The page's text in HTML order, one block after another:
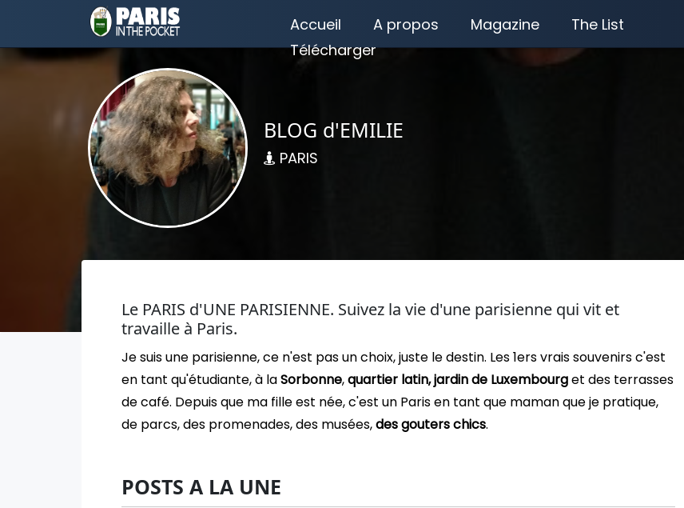
Accueil A propos Magazine
The List
Télécharger
BLOG d'EMILIE
PARIS
Le PARIS d'UNE PARISIENNE. Suivez la vie d'une parisienne qui vit et
travaille à Paris.
Je suis une parisienne, ce n'est pas un choix, juste le destin. Les 1ers vrais souvenirs c'est
en tant qu'étudiante, à laSorbonne,quartier latin,jardin de Luxembourget des terrasses
de café. Depuis que ma fille est née, c'est un Paris en tant que maman que je pratique,
de parcs, des promenades, des musées,des gouters chics.
POSTS A LA UNE